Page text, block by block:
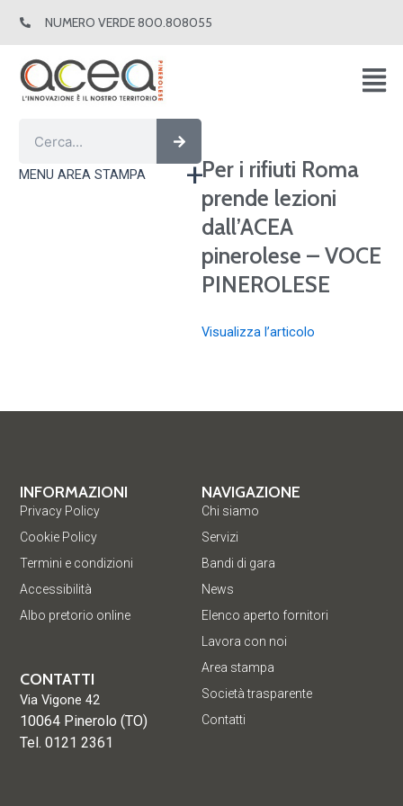
NUMERO VERDE 800.808055
Cerca
MENU AREA STAMPA
Per i rifiuti Roma
prende lezioni
dall’ACEA
pinerolese – VOCE
PINEROLESE
Visualizza l’articolo
NAVIGAZIONE
Chi siamo
Servizi
Bandi di gara
News
Elenco aperto fornitori
Lavora con noi
Area stampa
Società trasparente
Contatti
INFORMAZIONI
Privacy Policy
Cookie Policy
Termini e condizioni
Accessibilità
Albo pretorio online
CONTATTI
Via Vigone 42
10064 Pinerolo (TO)
Tel. 0121 2361